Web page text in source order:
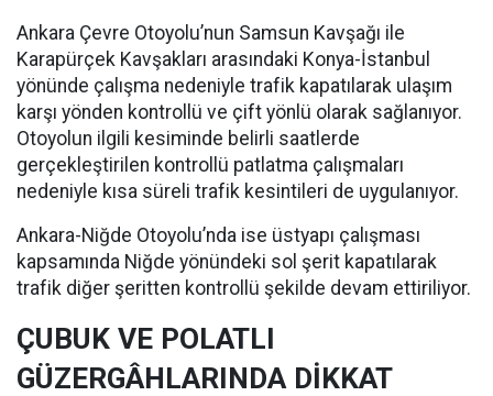
Ankara Çevre Otoyolu’nun Samsun Kavşağı ile
Karapürçek Kavşakları arasındaki Konya-İstanbul
yönünde çalışma nedeniyle trafik kapatılarak ulaşım
karşı yönden kontrollü ve çift yönlü olarak sağlanıyor.
Otoyolun ilgili kesiminde belirli saatlerde
gerçekleştirilen kontrollü patlatma çalışmaları
nedeniyle kısa süreli trafik kesintileri de uygulanıyor.
Ankara-Niğde Otoyolu’nda ise üstyapı çalışması
kapsamında Niğde yönündeki sol şerit kapatılarak
trafik diğer şeritten kontrollü şekilde devam ettiriliyor.
ÇUBUK VE POLATLI
GÜZERGÂHLARINDA DİKKAT